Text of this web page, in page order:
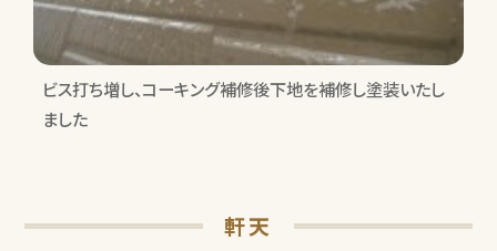
ビス打ち増し、コーキング補修後下地を補修し塗装いたし
ました
軒天